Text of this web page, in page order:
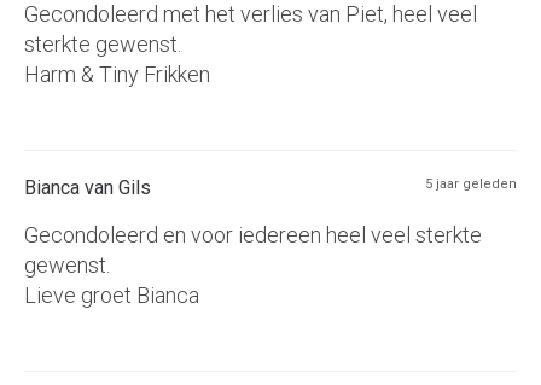
Gecondoleerd met het verlies van Piet, heel veel
sterkte gewenst.
Harm & Tiny Frikken
Bianca van Gils 5 jaar geleden
Gecondoleerd en voor iedereen heel veel sterkte
gewenst.
Lieve groet Bianca